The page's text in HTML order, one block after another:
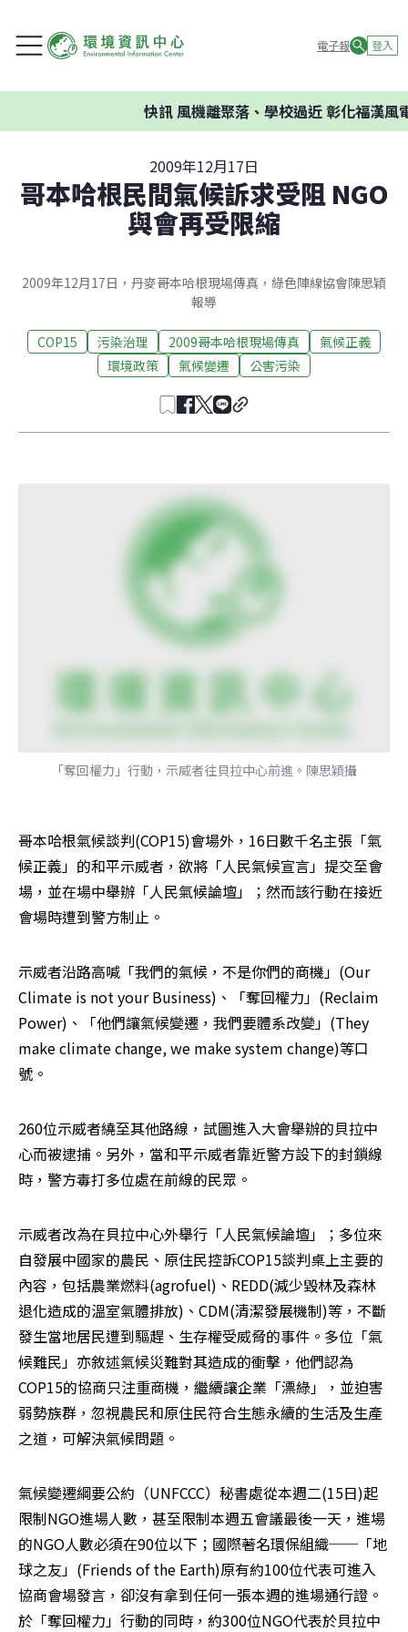
電子報 登入
快訊風機離聚落、學校過近 彰化福漢風電
2009年12月17日
哥本哈根民間氣候訴求受阻 NGO
與會再受限縮
2009年12月17日，丹麥哥本哈根現場傳真，綠色陣線協會陳思穎
報導
COP15 污染治理 2009哥本哈根現場傳真
氣候正義
環境政策
氣候變遷 公害污染
「奪回權力」行動，示威者往貝拉中心前進。陳思穎攝
哥本哈根氣候談判(COP15)會場外，16日數千名主張「氣
候正義」的和平示威者，欲將「人民氣候宣言」提交至會
場，並在場中舉辦「人民氣候論壇」；然而該行動在接近
會場時遭到警方制止。
示威者沿路高喊「我們的氣候，不是你們的商機」(Our
Climate is not your Business)、「奪回權力」(Reclaim
Power)、「他們讓氣候變遷，我們要體系改變」(They
make climate change, we make system change)等口
號。
260位示威者繞至其他路線，試圖進入大會舉辦的貝拉中
心而被逮捕。另外，當和平示威者靠近警方設下的封鎖線
時，警方毒打多位處在前線的民眾。
示威者改為在貝拉中心外舉行「人民氣候論壇」；多位來
自發展中國家的農民、原住民控訴COP15談判桌上主要的
內容，包括農業燃料(agrofuel)、REDD(減少毀林及森林
退化造成的溫室氣體排放)、CDM(清潔發展機制)等，不斷
發生當地居民遭到驅趕、生存權受威脅的事件。多位「氣
候難民」亦敘述氣候災難對其造成的衝擊，他們認為
COP15的協商只注重商機，繼續讓企業「漂綠」，並迫害
弱勢族群，忽視農民和原住民符合生態永續的生活及生產
之道，可解決氣候問題。
氣候變遷綱要公約（UNFCCC）秘書處從本週二(15日)起
限制NGO進場人數，甚至限制本週五會議最後一天，進場
的NGO人數必須在90位以下；國際著名環保組織──「地
球之友」(Friends of the Earth)原有約100位代表可進入
協商會場發言，卻沒有拿到任何一張本週的進場通行證。
於「奪回權力」行動的同時，約300位NGO代表於貝拉中